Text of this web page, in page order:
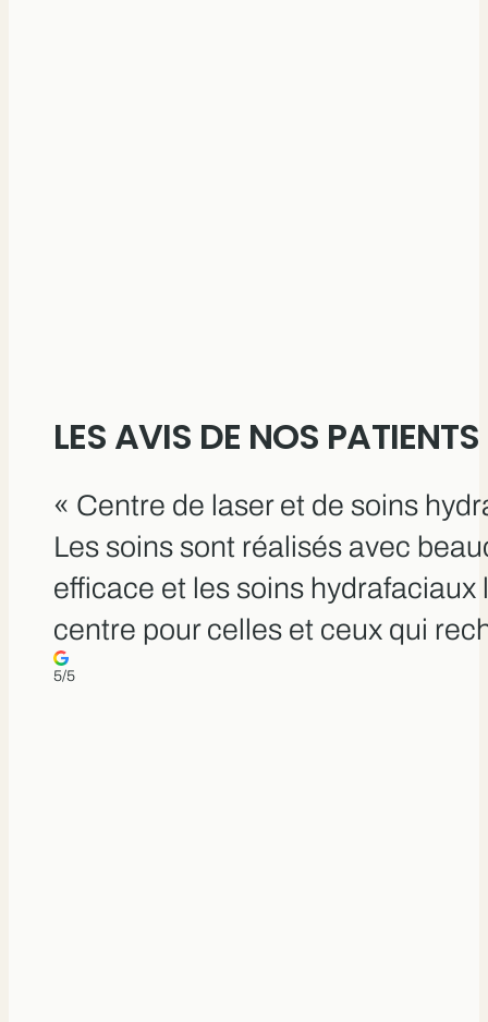
LES AVIS DE NOS PATIENTS
« Centre de laser et de soins
Les soins sont réalisés avec
efficace et les soins
centre pour celles et ceux qui
5/5